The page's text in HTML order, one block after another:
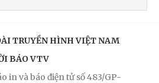
TRUYỀN HÌNH VIỆT NAM
BÁO VTV
in và báo điện tử số 483/GP-